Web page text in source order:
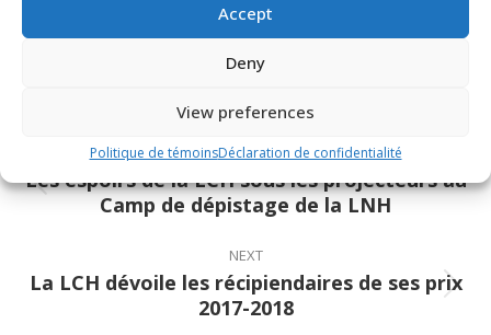
Accept
Deny
View preferences
Politique de témoinsDéclaration de confidentialité
Share
Facebook
Share
on
X
Share
Pinterest
Share
navigation
PREVIOUS
Previous
post:
Les espoirs de la LCH sous les projecteurs au
Camp de dépistage de la LNH
NEXT
Next
post:
La LCH dévoile les récipiendaires de ses prix
2017-2018